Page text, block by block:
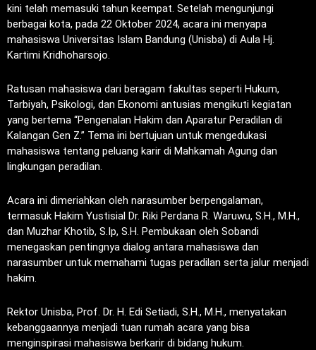
kini telah memasuki tahun keempat. Setelah mengunjungi
berbagai kota, pada 22 Oktober 2024, acara ini menyapa
mahasiswa Universitas Islam Bandung (Unisba) di Aula Hj.
Kartimi Kridhoharsojo.
Ratusan mahasiswa dari beragam fakultas seperti Hukum,
Tarbiyah, Psikologi, dan Ekonomi antusias mengikuti kegiatan
yang bertema “Pengenalan Hakim dan Aparatur Peradilan di
Kalangan Gen Z.” Tema ini bertujuan untuk mengedukasi
mahasiswa tentang peluang karir di Mahkamah Agung dan
lingkungan peradilan.
Acara ini dimeriahkan oleh narasumber berpengalaman,
termasuk Hakim Yustisial Dr. Riki Perdana R. Waruwu, S.H., M.H.,
dan Muzhar Khotib, S.Ip, S.H. Pembukaan oleh Sobandi
menegaskan pentingnya dialog antara mahasiswa dan
narasumber untuk memahami tugas peradilan serta jalur menjadi
hakim.
Rektor Unisba, Prof. Dr. H. Edi Setiadi, S.H., M.H., menyatakan
kebanggaannya menjadi tuan rumah acara yang bisa
menginspirasi mahasiswa berkarir di bidang hukum.